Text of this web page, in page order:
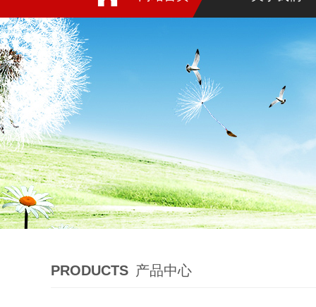
PRODUCTS 产品中心